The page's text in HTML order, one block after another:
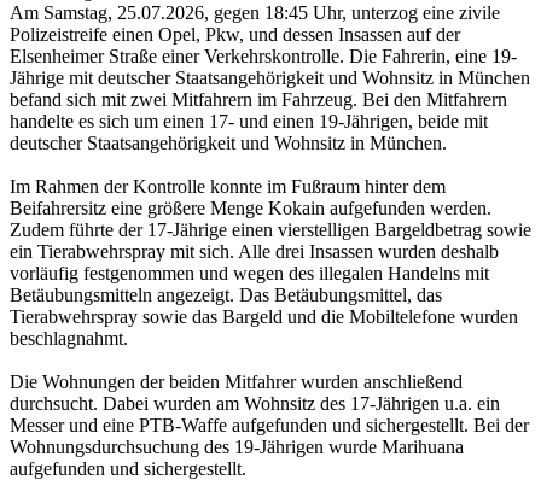
Am Samstag, 25.07.2026, gegen 18:45 Uhr, unterzog eine zivile
Polizeistreife einen Opel, Pkw, und dessen Insassen auf der
Elsenheimer Straße einer Verkehrskontrolle. Die Fahrerin, eine 19-
Jährige mit deutscher Staatsangehörigkeit und Wohnsitz in München
befand sich mit zwei Mitfahrern im Fahrzeug. Bei den Mitfahrern
handelte es sich um einen 17- und einen 19-Jährigen, beide mit
deutscher Staatsangehörigkeit und Wohnsitz in München.
Im Rahmen der Kontrolle konnte im Fußraum hinter dem
Beifahrersitz eine größere Menge Kokain aufgefunden werden.
Zudem führte der 17-Jährige einen vierstelligen Bargeldbetrag sowie
ein Tierabwehrspray mit sich. Alle drei Insassen wurden deshalb
vorläufig festgenommen und wegen des illegalen Handelns mit
Betäubungsmitteln angezeigt. Das Betäubungsmittel, das
Tierabwehrspray sowie das Bargeld und die Mobiltelefone wurden
beschlagnahmt.
Die Wohnungen der beiden Mitfahrer wurden anschließend
durchsucht. Dabei wurden am Wohnsitz des 17-Jährigen u.a. ein
Messer und eine PTB-Waffe aufgefunden und sichergestellt. Bei der
Wohnungsdurchsuchung des 19-Jährigen wurde Marihuana
aufgefunden und sichergestellt.